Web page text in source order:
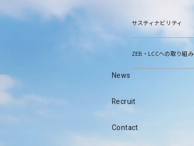
サスティナビリティ
ZEB・LCCへの取り組み
News
Recruit
Contact